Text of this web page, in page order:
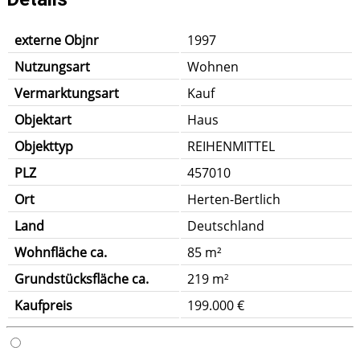
externe Objnr
1997
Nutzungsart
Wohnen
Vermarktungsart
Kauf
Objektart
Haus
Objekttyp
REIHENMITTEL
PLZ
457010
Ort
Herten-Bertlich
Land
Deutschland
Wohnfläche ca.
85 m²
Grundstücksfläche ca.
219 m²
Kaufpreis
199.000 €